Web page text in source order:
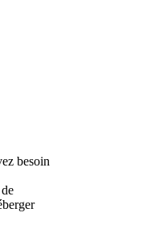
besoin